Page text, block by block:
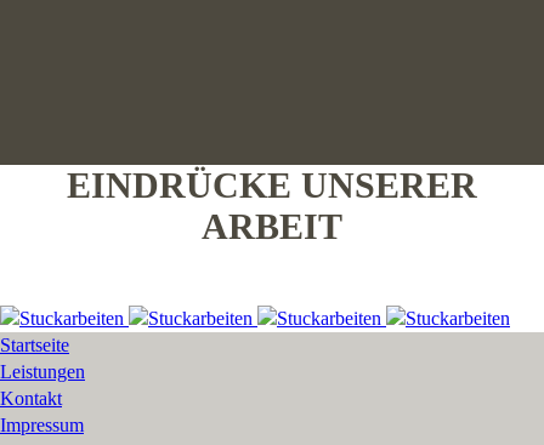
EINDRÜCKE UNSERER
ARBEIT
Startseite
Leistungen
Kontakt
Impressum